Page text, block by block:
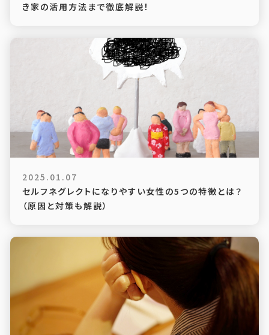
き家の活用方法まで徹底解説！
2025.01.07
セルフネグレクトになりやすい女性の5つの特徴とは？
（原因と対策も解説）